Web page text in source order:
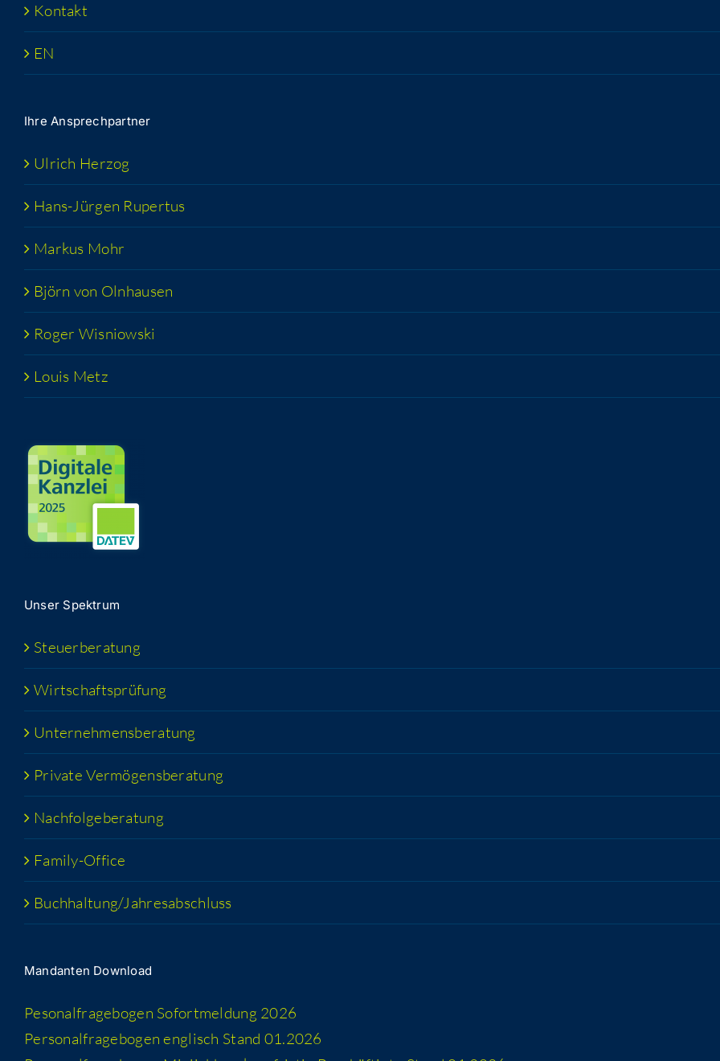
Kon­takt
EN
Ihre Ansprech­part­ner
Ulrich Her­zog
Hans-Jür­­gen Rupertus
Mar­kus Mohr
Björn von Olnhausen
Roger Wis­niow­ski
Lou­is Metz
Unser Spek­trum
Steu­er­be­ra­tung
Wirt­schafts­prü­fung
Unter­neh­mens­be­ra­tung
Pri­va­te Vermögensberatung
Nach­fol­ge­be­ra­tung
Fami­­ly-Office
Buchhaltung/​​Jahresabschluss
Man­dan­ten Download
Peso­nal­fra­ge­bo­gen Sofort­mel­dung 2026
Per­so­nal­fra­ge­bo­gen eng­lisch Stand 01.2026